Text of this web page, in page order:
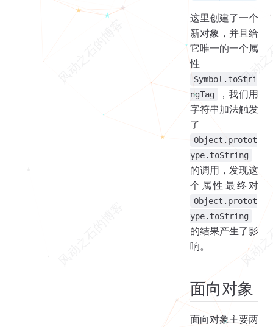
这里创建了一个
新对象，并且给
它唯一的一个属
性
Symbol.toStri
ngTag
，我们用
字符串加法触发
了
Object.protot
ype.toString
的调用，发现这
个属性最终对
Object.protot
ype.toString
的结果产生了影
响。
面向对象
面向对象主要两